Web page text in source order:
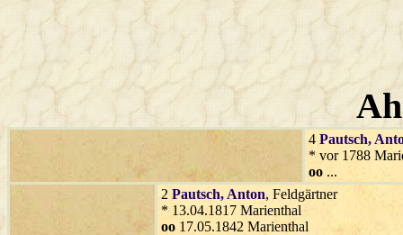
4 Pautsch,
* vor 1788
oo ...
2 Pautsch, Anton, Feldgärtner
* 13.04.1817 Marienthal
oo 17.05.1842 Marienthal